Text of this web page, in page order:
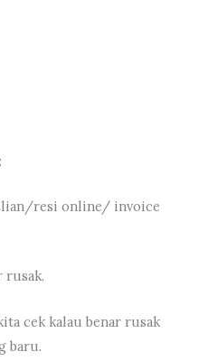
resi online/ invoice
rusak.
cek kalau benar rusak
baru.